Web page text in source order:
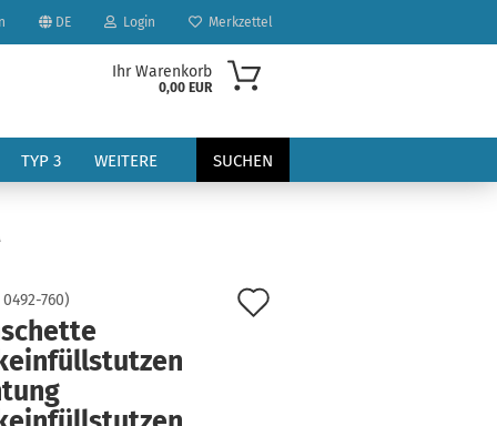
DE Login Merkzettel
Ihr Warenkorb
0,00 EUR
TYP 3 SUCHEN
WEITERE
0492-760)